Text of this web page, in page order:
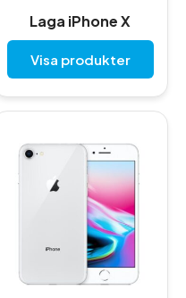
Laga iPhone X
Visa produkter